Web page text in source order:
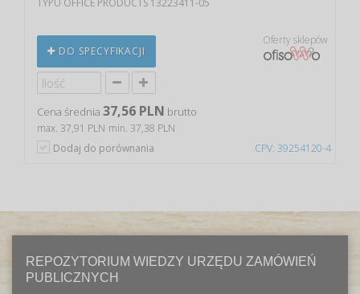
CPV: 39254120-4
TYPU OFFICE PRODUCTS 13223411-05
DO SPECYFIKACJI
Oferty sklepów
Cena średnia 37,56 PLN brutto
max. 37,91 PLN min. 37,38 PLN
Dodaj do porównania
REPOZYTORIUM WIEDZY URZĘDU ZAMÓWIEŃ
PUBLICZNYCH